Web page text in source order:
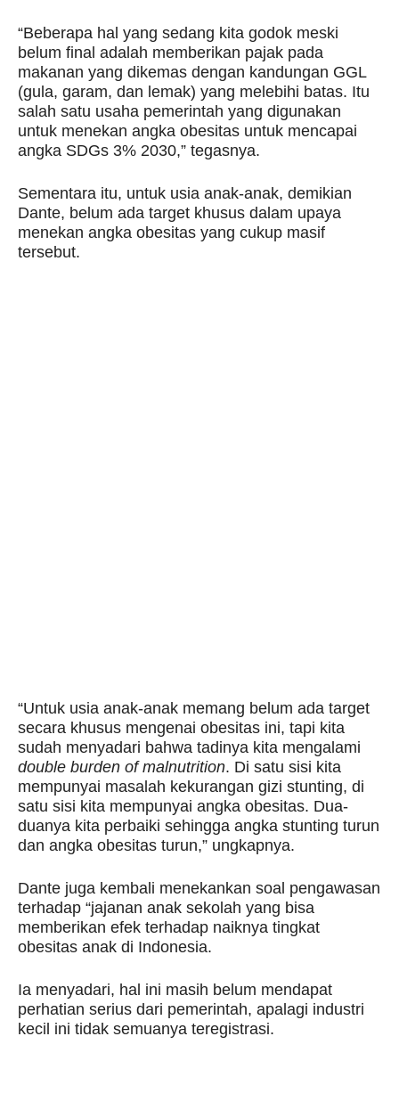
“Beberapa hal yang sedang kita godok meski
belum final adalah memberikan pajak pada
makanan yang dikemas dengan kandungan GGL
(gula, garam, dan lemak) yang melebihi batas. Itu
salah satu usaha pemerintah yang digunakan
untuk menekan angka obesitas untuk mencapai
angka SDGs 3% 2030,” tegasnya.
Sementara itu, untuk usia anak-anak, demikian
Dante, belum ada target khusus dalam upaya
menekan angka obesitas yang cukup masif
tersebut.
“Untuk usia anak-anak memang belum ada target
secara khusus mengenai obesitas ini, tapi kita
sudah menyadari bahwa tadinya kita mengalami
double burden of malnutrition. Di satu sisi kita
mempunyai masalah kekurangan gizi stunting, di
satu sisi kita mempunyai angka obesitas. Dua-
duanya kita perbaiki sehingga angka stunting turun
dan angka obesitas turun,” ungkapnya.
Dante juga kembali menekankan soal pengawasan
terhadap “jajanan anak sekolah yang bisa
memberikan efek terhadap naiknya tingkat
obesitas anak di Indonesia.
Ia menyadari, hal ini masih belum mendapat
perhatian serius dari pemerintah, apalagi industri
kecil ini tidak semuanya teregistrasi.